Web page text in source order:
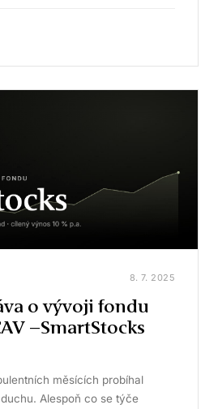
8. 7. 2025
o vývoji fondu
–SmartStocks
měsících probíhal
Alespoň co se týče